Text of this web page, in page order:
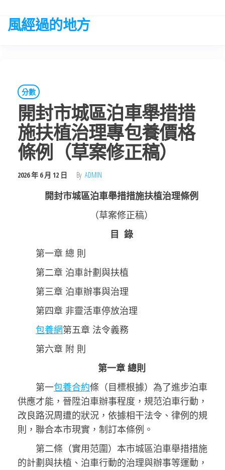
the
風經過的地方
分數
開封市城區泊車舉措措
施扶植治理專包養價格
條例（草案修正稿）
2026 年 6 月 12 日 By ADMIN
開封市城區泊車舉措措施扶植治理條例
（草案修正稿）
目 錄
第一章 總 則
第二章 泊車計劃與扶植
第三章 泊車辦事與治理
第四章 非靈活車停放治理
包養網第五章 法令義務
第六章 附 則
第一章 總則
第一包養合約條（目標根據）為了進步泊車
供應才能，晉陞泊車辦事程度，規范泊車行動，
改良路況周遭的狀況，依據相干法令、律例的規
則，聯合本市現實，制訂本條例。
第二條（實用范圍）本市城區泊車舉措措施
的計劃與扶植、泊車行動的治理與辦事等運動，